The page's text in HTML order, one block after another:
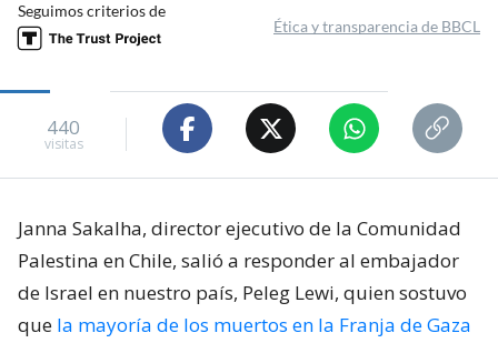
Seguimos criterios de
Ética y transparencia de BBCL
440
visitas
Janna Sakalha, director ejecutivo de la Comunidad
Palestina en Chile, salió a responder al embajador
de Israel en nuestro país, Peleg Lewi, quien sostuvo
que la mayoría de los muertos en la Franja de Gaza